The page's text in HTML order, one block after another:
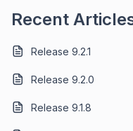
Recent
Release 9.2.1
Release 9.2.0
Release 9.1.8